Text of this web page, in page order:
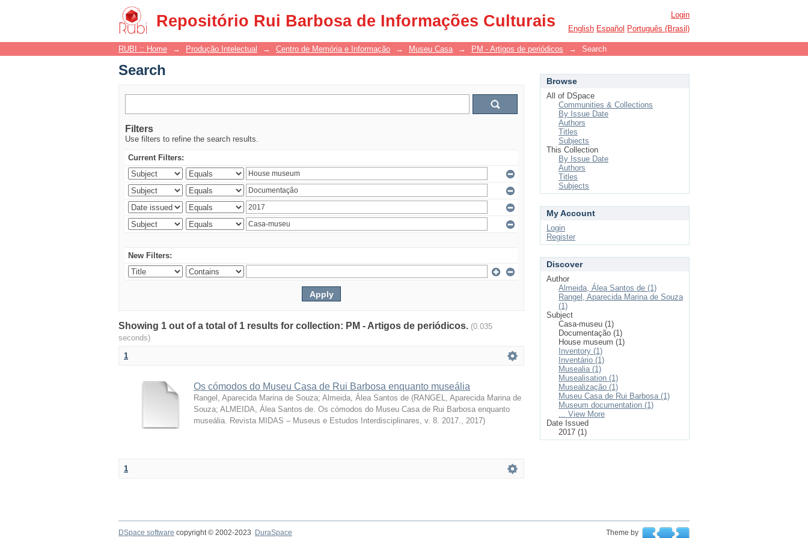
Repositório Rui Barbosa de Informações Culturais
Search
Login
English Español Português (Brasil)
RUBI :: Home → Produção Intelectual → Centro de Memória e Informação → Museu Casa → PM - Artigos de periódicos → Search
Search
Filters
Use filters to refine the search results.
Current Filters:
New Filters:
Showing 1 out of a total of 1 results for collection: PM - Artigos de periódicos. (0.035
seconds)
1
Os cómodos do Museu Casa de Rui Barbosa enquanto museália
Rangel, Aparecida Marina de Souza; Almeida, Álea Santos de (RANGEL, Aparecida Marina de
Souza; ALMEIDA, Álea Santos de. Os cómodos do Museu Casa de Rui Barbosa enquanto
museália. Revista MIDAS – Museus e Estudos Interdisciplinares, v. 8. 2017., 2017)
1
Browse
All of DSpace
Communities & Collections
By Issue Date
Authors
Titles
Subjects
This Collection
By Issue Date
Authors
Titles
Subjects
My Account
Login
Register
Discover
Author
Almeida, Álea Santos de (1)
Rangel, Aparecida Marina de Souza
(1)
Subject
Casa-museu (1)
Documentação (1)
House museum (1)
Inventory (1)
Inventário (1)
Musealia (1)
Musealisation (1)
Musealização (1)
Museu Casa de Rui Barbosa (1)
Museum documentation (1)
... View More
Date Issued
2017 (1)
DSpace software copyright © 2002-2023 DuraSpace Theme by